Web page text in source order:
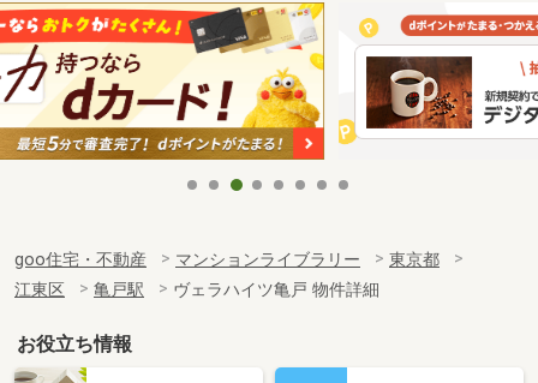
goo住宅・不動産 マンションライブラリー
東京都
江東区
亀戸駅 ヴェラハイツ亀戸 物件詳細
お役立ち情報